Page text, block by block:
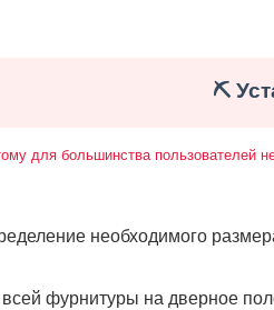
⛏️
для большинства пользователей
необходимого
фурнитуры на дверное